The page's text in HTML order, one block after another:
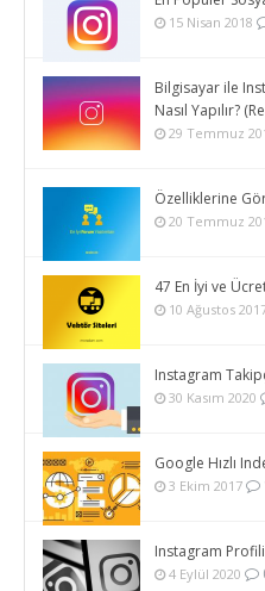
15 Nisan 2018
Bilgisayar ile
Nasıl Yapılır?
29 Temmuz
Özelliklerine
20 Temmuz
47 En İyi ve
10 Ağustos
Instagram
30 Kasım 2020
Google Hızlı
3 Ekim 2017
Instagram
4 Eylül 2020